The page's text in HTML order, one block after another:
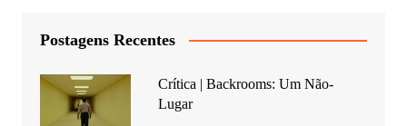
Postagens Recentes
Crítica | Backrooms: Um Não-
Lugar